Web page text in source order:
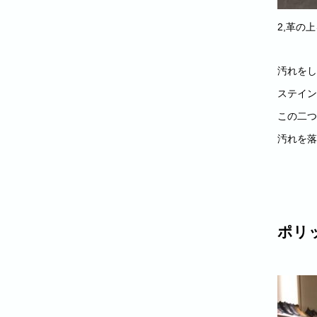
2,革の
汚れを
ステイ
この二
汚れを
ポリ